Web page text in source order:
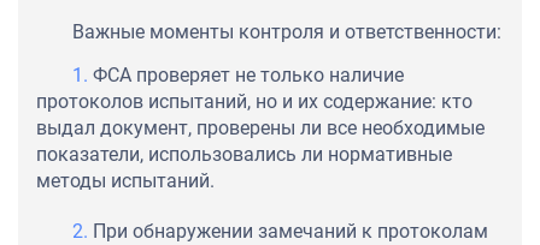
Важные моменты контроля и ответственности:
ФСА проверяет не только наличие
протоколов испытаний, но и их содержание: кто
выдал документ, проверены ли все необходимые
показатели, использовались ли нормативные
методы испытаний.
При обнаружении замечаний к протоколам